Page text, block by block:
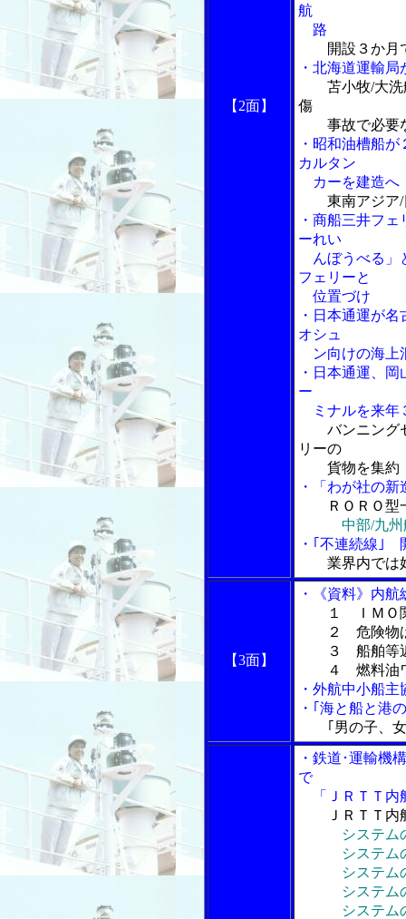
【2面】
航
路
開設３か月
・北海道運輸
苫小牧/大
傷
事故で必要
・昭和油槽船
カルタン
カーを建造へ
東南アジア
・商船三井フ
ーれい
んぼうべる」
フェリーと
位置づけ
・日本通運が
オシュ
ン向けの海上
・日本通運、
ー
ミナルを来年
バンニング
リーの
貨物を集約
・「わが社の
ＲＯＲＯ型
中部/九
・｢不連続線｣
業界内では
【3面】
・《資料》内
１ ＩＭＯ
２ 危険物ば
３ 船舶等近
４ 燃料油ワ
・外航中小船
・｢海と船と港
｢男の子、
・鉄道･運輸機
で
「ＪＲＴＴ内
ＪＲＴＴ
システム
システム
システムの
システムの
システム